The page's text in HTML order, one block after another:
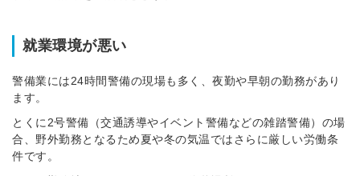
就業環境が悪い
警備業には24時間警備の現場も多く、夜勤や早朝の勤務があり
ます。
とくに2号警備（交通誘導やイベント警備などの雑踏警備）の場
合、野外勤務となるため夏や冬の気温ではさらに厳しい労働条
件です。